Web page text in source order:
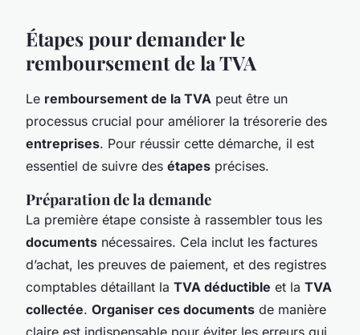
Étapes pour demander le
remboursement de la TVA
Le remboursement de la TVA peut être un
processus crucial pour améliorer la trésorerie des
entreprises. Pour réussir cette démarche, il est
essentiel de suivre des étapes précises.
Préparation de la demande
La première étape consiste à rassembler tous les
documents nécessaires. Cela inclut les factures
d’achat, les preuves de paiement, et des registres
comptables détaillant la TVA déductible et la TVA
collectée. Organiser ces documents de manière
claire est indispensable pour éviter les erreurs qui